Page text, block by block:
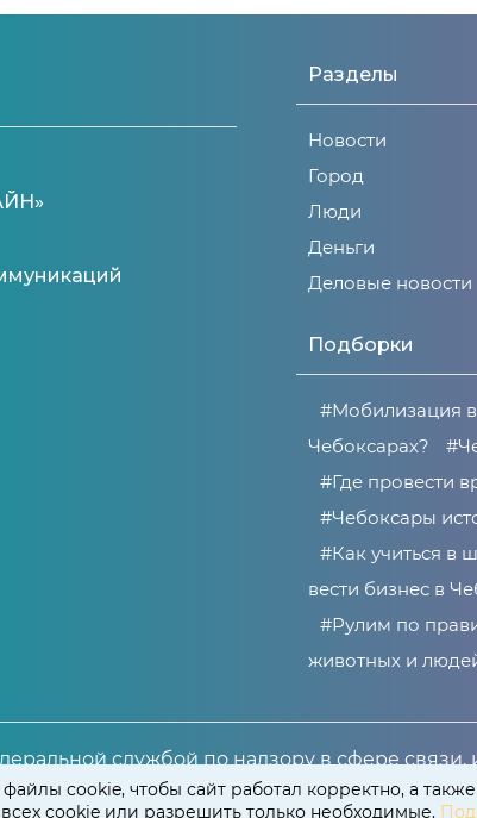
cookie, чтобы сайт работал корректно, а
cookie или разрешить только необходимые.
Разделы
Новости
Город
Люди
Деньги
Деловые новости
Подборки
#Мобилизация
Чебоксарах?
#Где провести
#Чебоксары
#Как учиться в
вести бизнес в
#Рулим по
животных и
службой по надзору в сфере
СМИ ЭЛ № ФС 77 – 81266 от 30 июня